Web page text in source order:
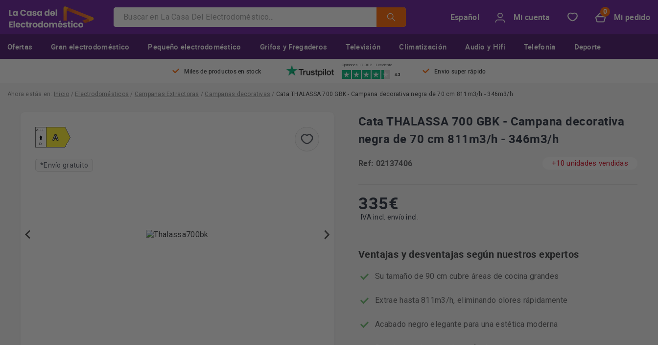
Español Mi cuenta Mi pedido
Ofertas Gran electrodoméstico Pequeño electrodoméstico Grifos y Fregaderos Televisión Climatización Audio y Hifi Telefonía Deporte
Miles de productos en stock
Opiniones 17.082 · Excelente
4.3 Envio super rápido
Ahora estás en: Inicio / Electrodomésticos / Campanas Extractoras / Campanas decorativas / Cata THALASSA 700 GBK - Campana decorativa negra de 70 cm 811m3/h - 346m3/h
*Envío gratuito
Cata THALASSA 700 GBK - Campana decorativa
negra de 70 cm 811m3/h - 346m3/h
Ref: 02137406 +10 unidades vendidas
335€
IVA incl. envío incl.
Ventajas y desventajas según nuestros expertos
Su tamaño de 90 cm cubre áreas de cocina grandes
Extrae hasta 811m3/h, eliminando olores rápidamente
Acabado negro elegante para una estética moderna